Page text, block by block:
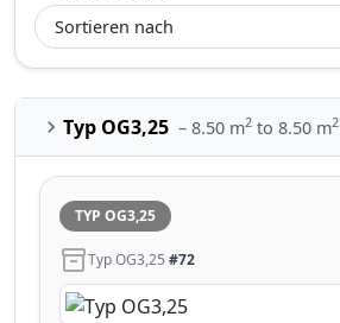
Typ OG3,25 – 8.50 m2 to 8.50 m2
TYP OG3,25
Typ OG3,25 #72